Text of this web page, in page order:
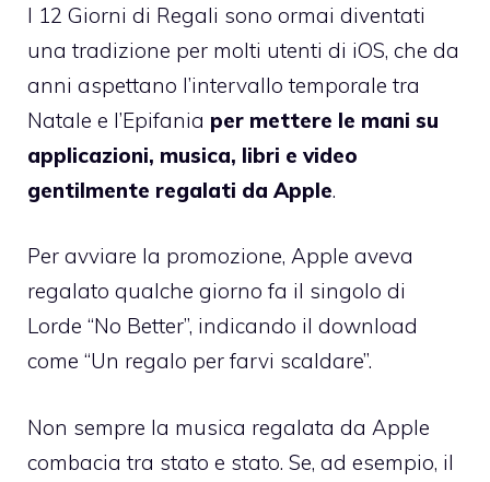
I 12 Giorni di Regali sono ormai diventati
una tradizione per molti utenti di iOS, che da
anni aspettano l’intervallo temporale tra
Natale e l’Epifania per mettere le mani su
applicazioni, musica, libri e video
gentilmente regalati da Apple.
Per avviare la promozione, Apple aveva
regalato qualche giorno fa il singolo di
Lorde “No Better”, indicando il download
come “Un regalo per farvi scaldare”.
Non sempre la musica regalata da Apple
combacia tra stato e stato. Se, ad esempio, il